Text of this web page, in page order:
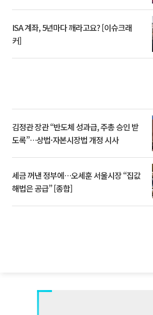
ISA 계좌, 5년마다 깨라고요? [이슈크래
커]
김정관 장관 “반도체 성과급, 주총 승인 받
도록”…상법·자본시장법 개정 시사
세금 꺼낸 정부에…오세훈 서울시장 “집값
해법은 공급” [종합]